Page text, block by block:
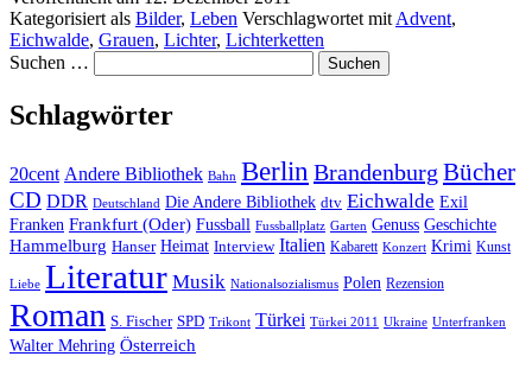
Kategorisiert als Bilder, Leben Verschlagwortet mitAdvent,
Eichwalde, Grauen, Lichter, Lichterketten
Suchen …
Schlagwörter
20cent Andere Bibliothek Bahn Berlin Brandenburg Bücher
CD DDR Deutschland Die Andere Bibliothek dtv Eichwalde Exil
Franken Frankfurt (Oder) Fussball Fussballplatz Garten Genuss Geschichte
Hammelburg Hanser Heimat Interview Italien Kabarett Konzert Krimi Kunst
Liebe Literatur Musik Nationalsozialismus Polen Rezension
Roman S. Fischer SPD Trikont Türkei Türkei 2011 Ukraine Unterfranken
Walter Mehring Österreich